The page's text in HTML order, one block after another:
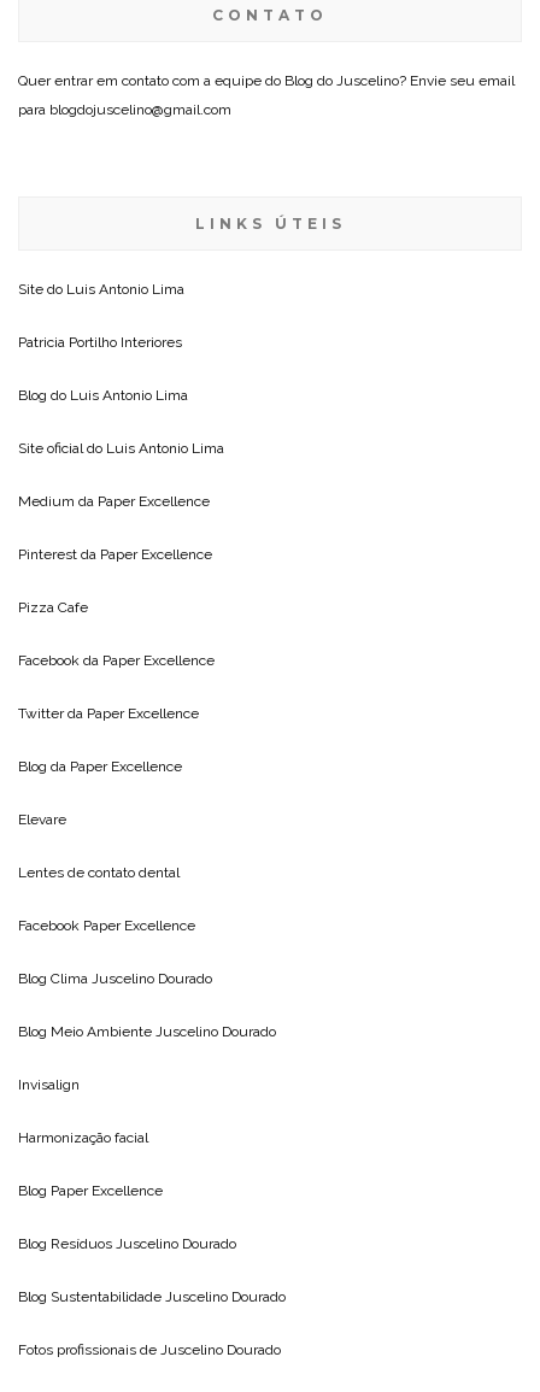
CONTATO
Quer entrar em contato com a equipe do Blog do Juscelino? Envie seu email
para blogdojuscelino@gmail.com
LINKS ÚTEIS
Site do Luis Antonio Lima
Patricia Portilho Interiores
Blog do Luis Antonio Lima
Site oficial do Luis Antonio Lima
Medium da Paper Excellence
Pinterest da Paper Excellence
Pizza Cafe
Facebook da Paper Excellence
Twitter da Paper Excellence
Blog da Paper Excellence
Elevare
Lentes de contato dental
Facebook Paper Excellence
Blog Clima Juscelino Dourado
Blog Meio Ambiente Juscelino Dourado
Invisalign
Harmonização facial
Blog Paper Excellence
Blog Resíduos Juscelino Dourado
Blog Sustentabilidade Juscelino Dourado
Fotos profissionais de Juscelino Dourado